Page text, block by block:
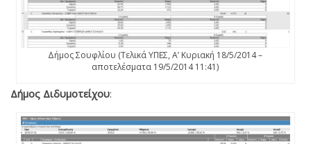
Δήμος Σουφλίου (Τελικά ΥΠΕΣ, Α’ Κυριακή 18/5/2014 –
αποτελέσματα 19/5/2014 11:41)
Δήμος Διδυμοτείχου: